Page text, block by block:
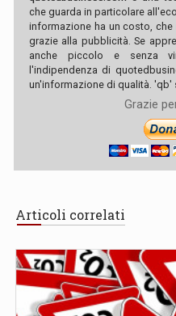
che guarda in particolare
informazione ha un costo,
grazie alla pubblicità. Se
anche piccolo e senza
l'indipendenza di
un'informazione di qualità. 'qb'
Grazie
Articoli correlati